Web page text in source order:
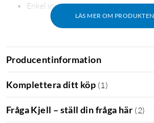
LÄS MER OM PRODUKTEN
Enkel installation - inga kablar
Kodhandtag
Långskyltsadapter
Kortskylt
2 st batterier (Alkaliska AAA)
Producentinformation
Komplettera ditt köp (1 )
Fråga Kjell – ställ din fråga här (2)